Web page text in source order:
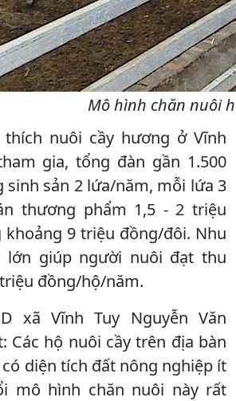
Mô hình chăn nuôi
nuôi cầy hương ở Vĩnh
gia, tổng đàn gần 1.500
sinh sản 2 lứa/năm, mỗi lứa 3
thương phẩm 1,5 - 2 triệu
9 triệu đồng/đôi. Nhu
lớn giúp người nuôi đạt thu
đồng/hộ/năm.
xã Vĩnh Tuy Nguyễn Văn
Các hộ nuôi cầy trên địa bàn
diện tích đất nông nghiệp ít
mô hình chăn nuôi này rất